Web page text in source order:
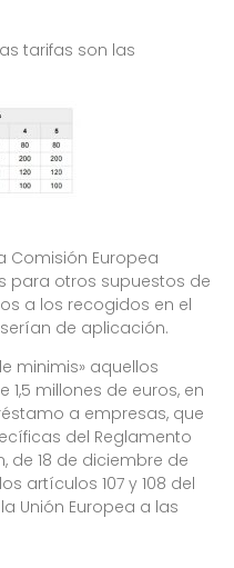
tarifas son las
Comisión Europea
para otros supuestos de
a los recogidos en el
de aplicación.
minimis» aquellos
millones de euros, en
a empresas, que
del Reglamento
de 18 de diciembre de
artículos 107 y 108 del
Unión Europea a las